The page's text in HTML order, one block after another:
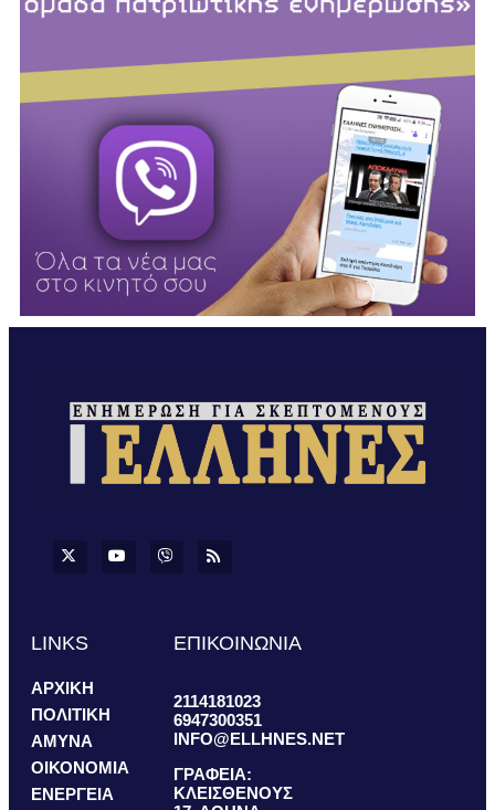
LINKS
ΑΡΧΙΚΗ
ΠΟΛΙΤΙΚΗ
ΑΜΥΝΑ
ΟΙΚΟΝΟΜΙΑ
ΕΝΕΡΓΕΙΑ
ΕΠΙΚΟΙΝΩΝΙΑ
2114181023
6947300351
INFO@ELLHNES.NET
ΓΡΑΦΕΙΑ:
ΚΛΕΙΣΘΕΝΟΥΣ